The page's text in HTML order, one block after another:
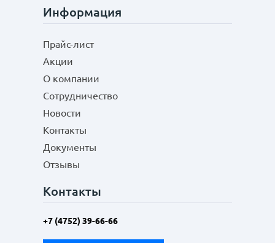
Информация
Прайс-лист
Акции
О компании
Сотрудничество
Новости
Контакты
Документы
Отзывы
Контакты
+7 (4752) 39-66-66